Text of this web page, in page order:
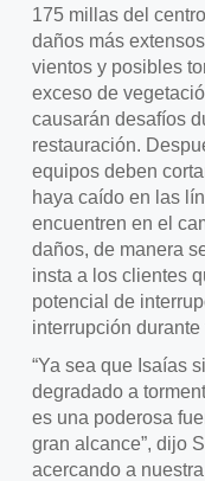
175 millas del
daños más
vientos y posibles
exceso de
causarán desafíos
restauración.
equipos deben
haya caído en las
encuentren en el
daños, de manera
insta a los clientes
potencial de
interrupción
“Ya sea que Isaías
degradado a
es una poderosa
gran alcance”, dijo
acercando a